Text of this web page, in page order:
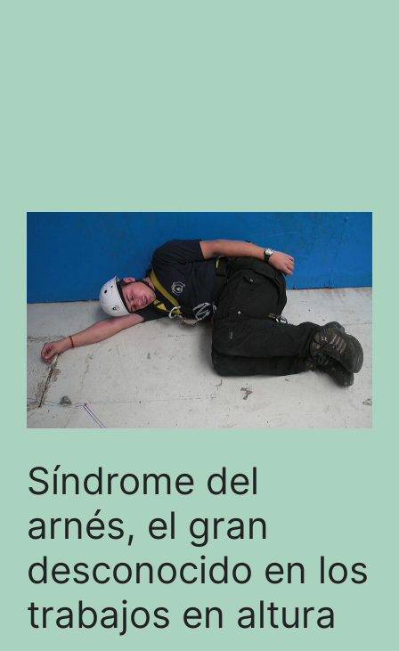
Síndrome del
arnés, el gran
desconocido en los
trabajos en altura